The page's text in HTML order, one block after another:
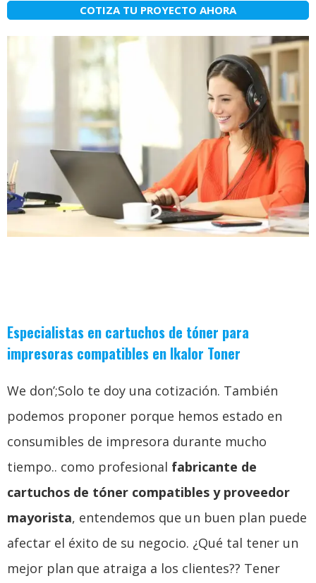
COTIZA TU PROYECTO AHORA
Especialistas en cartuchos de tóner para
impresoras compatibles en Ikalor Toner
We don’;Solo te doy una cotización. También
podemos proponer porque hemos estado en
consumibles de impresora durante mucho
tiempo.. como profesional fabricante de
cartuchos de tóner compatibles y proveedor
mayorista, entendemos que un buen plan puede
afectar el éxito de su negocio. ¿Qué tal tener un
mejor plan que atraiga a los clientes?? Tener